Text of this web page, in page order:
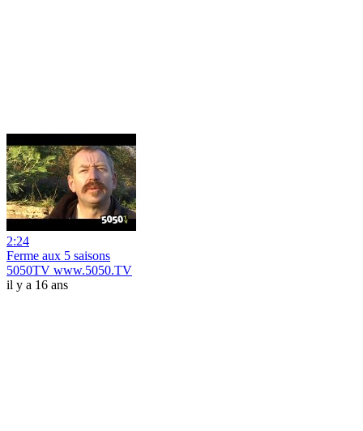
2:24
Ferme aux 5 saisons
5050TV www.5050.TV
il y a 16 ans